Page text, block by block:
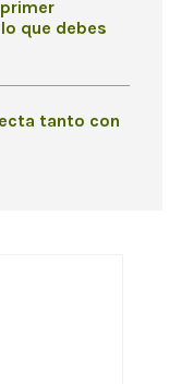
que debes
tanto con